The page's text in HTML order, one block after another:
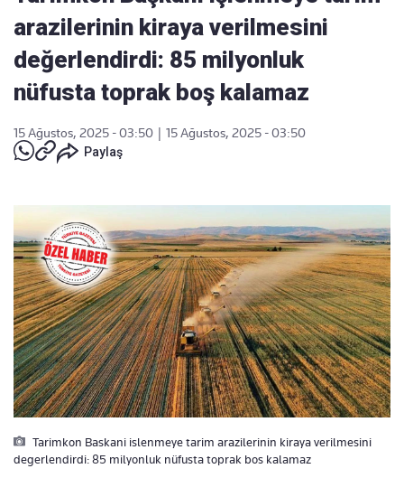
arazilerinin kiraya verilmesini
değerlendirdi: 85 milyonluk
nüfusta toprak boş kalamaz
15 Ağustos, 2025 - 03:50
15 Ağustos, 2025 - 03:50
Paylaş
Tarimkon Baskani islenmeye tarim arazilerinin kiraya verilmesini
degerlendirdi: 85 milyonluk nüfusta toprak bos kalamaz